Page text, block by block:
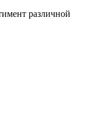
различной